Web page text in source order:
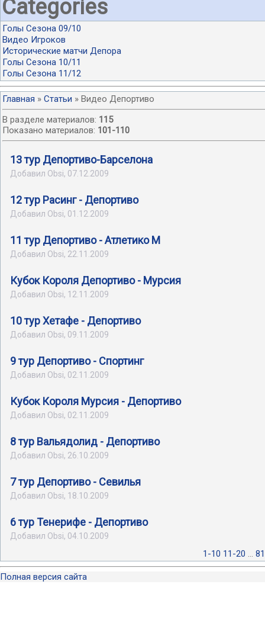
Categories
Голы Сезона 09/10
Видео Игроков
Исторические матчи Депора
Голы Сезона 10/11
Голы Сезона 11/12
Главная » Статьи » Видео Депортиво
В разделе материалов: 115
Показано материалов: 101-110
13 тур Депортиво-Барселона
Добавил Obsi, 07.12.2009
12 тур Расинг - Депортиво
Добавил Obsi, 01.12.2009
11 тур Депортиво - Атлетико М
Добавил Obsi, 22.11.2009
Кубок Короля Депортиво - Мурсия
Добавил Obsi, 12.11.2009
10 тур Хетафе - Депортиво
Добавил Obsi, 09.11.2009
9 тур Депортиво - Спортинг
Добавил Obsi, 02.11.2009
Кубок Короля Мурсия - Депортиво
Добавил Obsi, 02.11.2009
8 тур Вальядолид - Депортиво
Добавил Obsi, 26.10.2009
7 тур Депортиво - Севилья
Добавил Obsi, 18.10.2009
6 тур Тенерифе - Депортиво
Добавил Obsi, 04.10.2009
1-10 11-20 ...
Полная версия сайта